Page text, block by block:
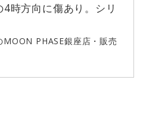
時方向に傷あり。シリ
PHASE銀座店・販売